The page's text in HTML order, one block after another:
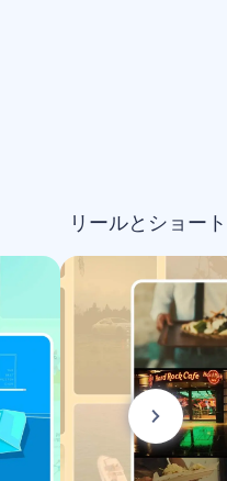
リールとショート